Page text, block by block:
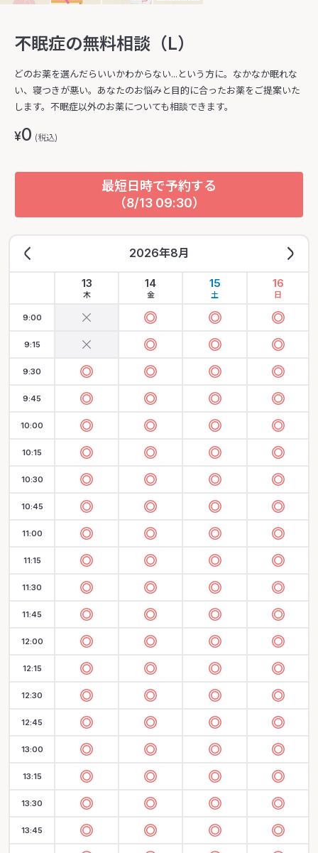
不眠症の無料相談（L）
どのお薬を選んだらいいかわからない...という方に。なかなか眠れな
い、寝つきが悪い。あなたのお悩みと目的に合ったお薬をご提案いた
します。不眠症以外のお薬についても相談できます。
¥0 (税込)
最短日時で予約する
（8/13 09:30）
2026年8月
13
木
14
金
15
土
16
日
9:00
9:15
9:30
9:45
10:00
10:15
10:30
10:45
11:00
11:15
11:30
11:45
12:00
12:15
12:30
12:45
13:00
13:15
13:30
13:45